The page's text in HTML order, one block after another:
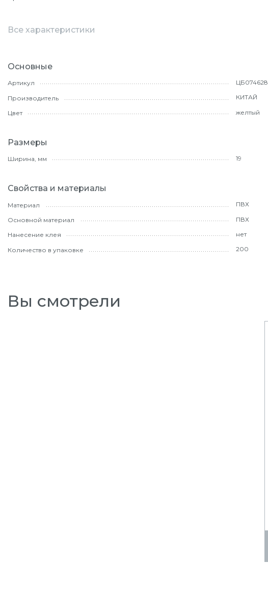
Все характеристики
Основные
Артикул ЦБ074628
Производитель КИТАЙ
Цвет желтый
Размеры
Ширина, мм 19
Свойства и материалы
Материал ПВХ
Основной материал ПВХ
Нанесение клея нет
Количество в упаковке 200
Вы смотрели